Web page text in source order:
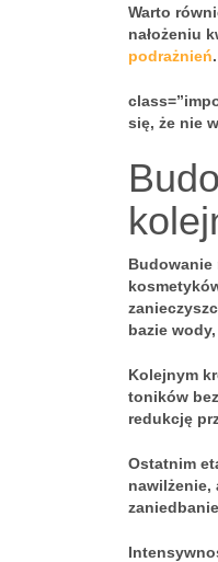
Warto
nałożeniu
podrażnień.
się, że nie
bazie
Kolejnym
toników
redukcję
Ostatnim
nawilżenie,